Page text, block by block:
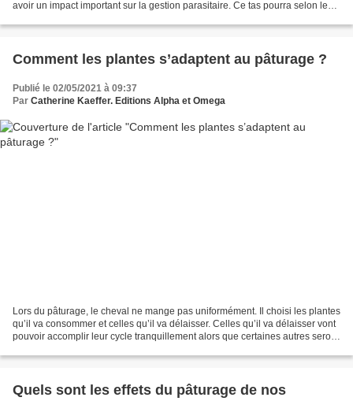
avoir un impact important sur la gestion parasitaire. Ce tas pourra selon les
Comment les plantes s’adaptent au pâturage ?
Publié le 02/05/2021 à 09:37
Par Catherine Kaeffer. Editions Alpha et Omega
Lors du pâturage, le cheval ne mange pas uniformément. Il choisi les plantes
qu’il va consommer et celles qu’il va délaisser. Celles qu’il va délaisser vont
pouvoir accomplir leur cycle tranquillement alors que certaines autres seront
Quels sont les effets du pâturage de nos